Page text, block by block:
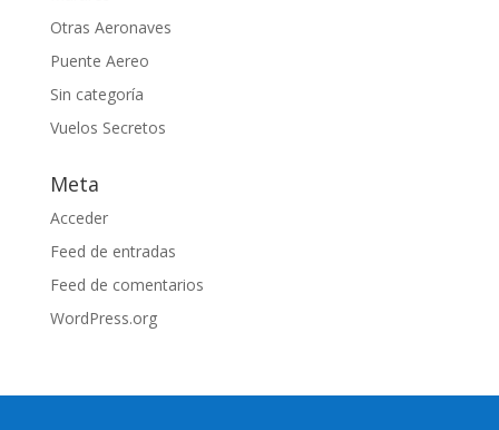
Otras Aeronaves
Puente Aereo
Sin categoría
Vuelos Secretos
Meta
Acceder
Feed de entradas
Feed de comentarios
WordPress.org